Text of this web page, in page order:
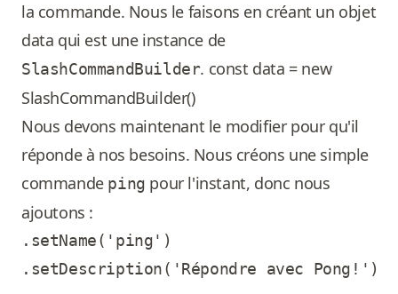
la commande. Nous le faisons en créant un objet
data qui est une instance de
SlashCommandBuilder. const data = new
SlashCommandBuilder()
Nous devons maintenant le modifier pour qu'il
réponde à nos besoins. Nous créons une simple
commande ping pour l'instant, donc nous
ajoutons :
.setName('ping')
.setDescription('Répondre avec Pong!')